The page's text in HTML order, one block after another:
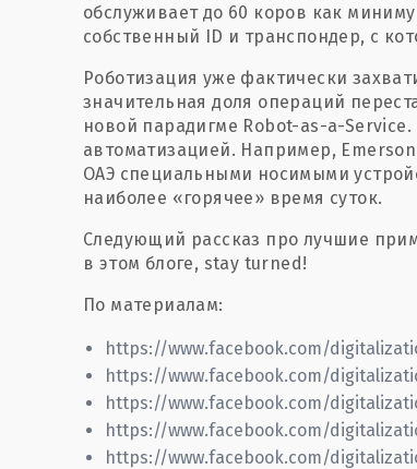
обслуживает до 60 коров как
собственный ID и транспондер, с
Роботизация уже фактически
значительная доля операций
новой парадигме Robot-as-a-
автоматизацией. Например,
ОАЭ специальными носимыми
наиболее «горячее» время суток.
Следующий рассказ про лучшие
в этом блоге, stay turned!
По материалам:
https://www.facebook.com/
https://www.facebook.com/
https://www.facebook.com/
https://www.facebook.com/
https://www.facebook.com/